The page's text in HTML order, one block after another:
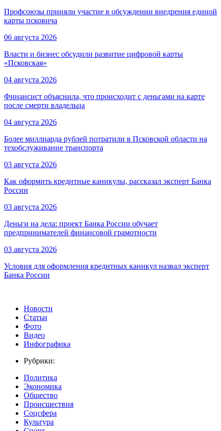
Профсоюзы приняли участие в обсуждении внедрения единой
карты псковича
06 августа 2026
Власти и бизнес обсудили развитие цифровой карты
«Псковская»
04 августа 2026
Финансист объяснила, что происходит с деньгами на карте
после смерти владельца
04 августа 2026
Более миллиарда рублей потратили в Псковской области на
техобслуживание транспорта
03 августа 2026
Как оформить кредитные каникулы, рассказал эксперт Банка
России
03 августа 2026
Деньги на дела: проект Банка России обучает
предпринимателей финансовой грамотности
03 августа 2026
Условия для оформления кредитных каникул назвал эксперт
Банка России
Новости
Статьи
Фото
Видео
Инфографика
Рубрики:
Политика
Экономика
Общество
Происшествия
Соцсфера
Культура